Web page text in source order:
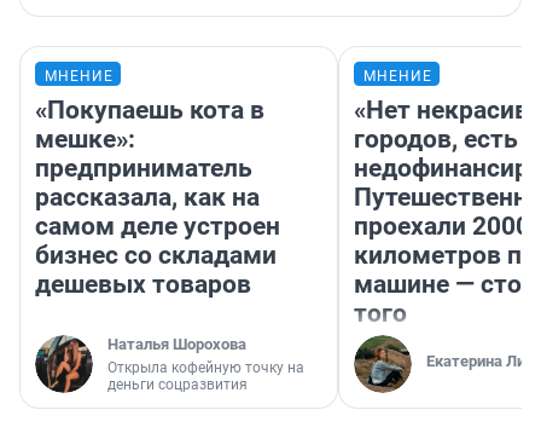
МНЕНИЕ
«Покупаешь кота в
мешке»:
предприниматель
рассказала, как на
самом деле устроен
бизнес со складами
дешевых товаров
Наталья Шорохова
Открыла кофейную точку на
деньги соцразвития
МНЕНИЕ
«Нет
городов, есть
проехали 2000
километров по
машине —
того
Екатерина